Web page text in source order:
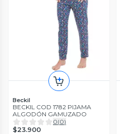
Beckil
BECKIL COD 1782 PIJAMA
ALGODÓN GAMUZADO
0(0)
$23.900